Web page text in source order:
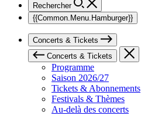
Rechercher
{{Common.Menu.Hamburger}}
Concerts & Tickets
Concerts & Tickets
Programme
Saison 2026/27
Tickets & Abonnements
Festivals & Thèmes
Au-delà des concerts